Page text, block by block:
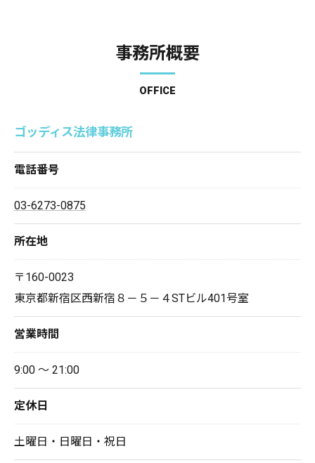
事務所概要
OFFICE
ゴッディス法律事務所
電話番号
03-6273-0875
所在地
〒160-0023
東京都新宿区西新宿８－５－４STビル401号室
営業時間
9:00 ～ 21:00
定休日
土曜日・日曜日・祝日